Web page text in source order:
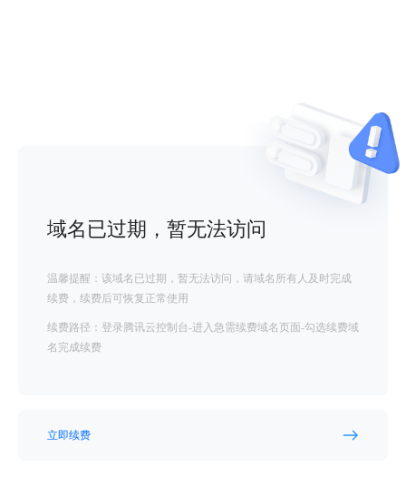
域名已过期，暂无法访问
温馨提醒：该域名已过期，暂无法访问，请域名所有人及时完成
续费，续费后可恢复正常使用
续费路径：登录腾讯云控制台-进入急需续费域名页面-勾选续费域
名完成续费
立即续费